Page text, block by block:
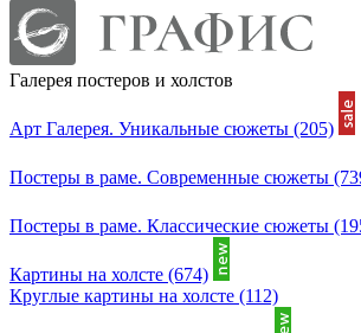
Галерея постеров и холстов
Арт Галерея. Уникальные сюжеты (205)
Постеры в раме. Современные сюжеты
Постеры в раме. Классические сюжеты
Картины на холсте (674)
Круглые картины на холсте (112)